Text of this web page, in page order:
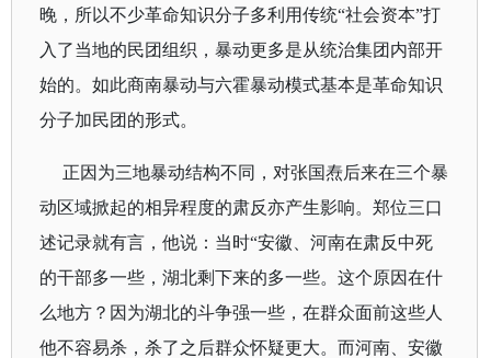
晚，所以不少革命知识分子多利用传统“社会资本”打
入了当地的民团组织，暴动更多是从统治集团内部开
始的。如此商南暴动与六霍暴动模式基本是革命知识
分子加民团的形式。
正因为三地暴动结构不同，对张国焘后来在三个暴
动区域掀起的相异程度的肃反亦产生影响。郑位三口
述记录就有言，他说：当时“安徽、河南在肃反中死
的干部多一些，湖北剩下来的多一些。这个原因在什
么地方？因为湖北的斗争强一些，在群众面前这些人
他不容易杀，杀了之后群众怀疑更大。而河南、安徽